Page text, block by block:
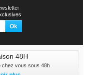
48H
chez vous sous 48h